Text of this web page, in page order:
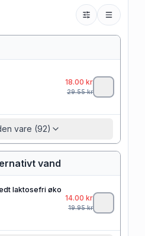
18.00 kr
29.55kr
vare (92)
vand
laktosefri øko
14.00 kr
19.95kr